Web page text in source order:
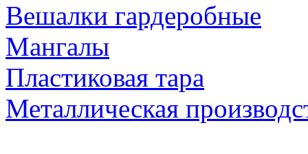
Вешалки гардеробные
Мангалы
Пластиковая тара
Металлическая